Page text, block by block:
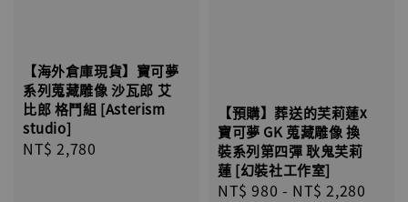
【海外倉庫現貨】寶可夢
系列蒐藏雕像 沙瓦郎 艾
比郎 格鬥組 [Asterism
studio]
Regular
NT$ 2,780
【預購】葬送的芙莉蓮x
寶可夢 GK 蒐藏雕像 換
裝系列第四彈 耿鬼芙莉
蓮 [幻裝社工作室]
Regular
NT$ 980 - NT$ 2,280